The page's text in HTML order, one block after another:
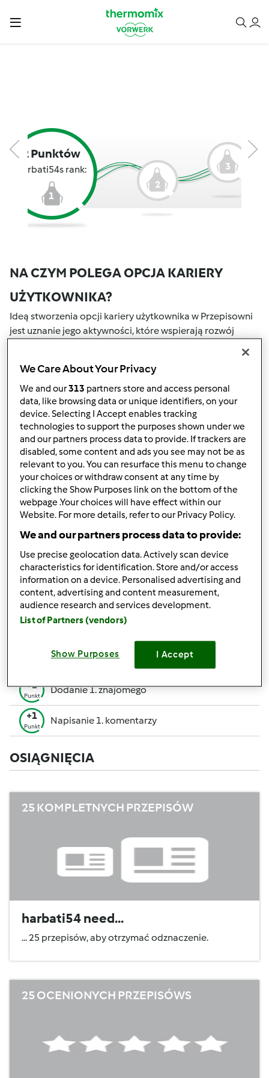
2 Punktów
harbati54s rank:
1
2
3
NA CZYM POLEGA OPCJA KARIERY
UŻYTKOWNIKA?
Ideą stworzenia opcji kariery użytkownika w Przepisowni
jest uznanie jego aktywności, które wspierają rozwój
portalu społecznościowym są nagradzane przez punkty.
Osiągnięcie określonej liczby punktów, automatycznie
podwyższa Twoje miejsce w rankingu społecznościowym,
który określany jest numerem wewnątrz fartucha obok
nazwy użytkownika.
W JAKI SPOSÓB MOŻESZ OTRZYMAĆ
PUNKTY ZA AKTYWNOŚĆ?
Punkty można otrzymać za aktywności, które są
wymienione poniżej. Za każdym razem, gdy otrzymujesz
punkty, są one dodawane to Twojej kariery użytkownika.
Poniżej możesz również sprawdzić które aktywności
społecznościowym.
+50
Punktów
Zwycięzca konkursu
+10
Utworzenie przepisu (całość = 10 pkt, część =
Ocenienie 1 przepisu
+1
Punkt
Dodanie 1. znajomego
+1
Punkt
Napisanie 1. komentarzy
OSIĄGNIĘCIA
25 KOMPLETNYCH PRZEPISÓW
harbati54 need...
... 25 przepisów, aby otrzymać odznaczenie.
25 OCENIONYCH PRZEPISÓWS
We Care About Your Privacy
We and our313 partners store and access personal
data, like browsing data or unique identifiers, on your
device. Selecting I Accept enables tracking
technologies to support the purposes shown under we
and our partners process data to provide. If trackers are
disabled, some content and ads you see may not be as
relevant to you. You can resurface this menu to change
your choices or withdraw consent at any time by
clicking the Show Purposes link on the bottom of the
webpage .Your choices will have effect within our
Website. For more details, refer to our Privacy Policy.
We and our partners process data to provide:
Use precise geolocation data. Actively scan device
characteristics for identification. Store and/or access
information on a device. Personalised advertising and
content, advertising and content measurement,
audience research and services development.
List of Partners (vendors)
Show Purposes I Accept